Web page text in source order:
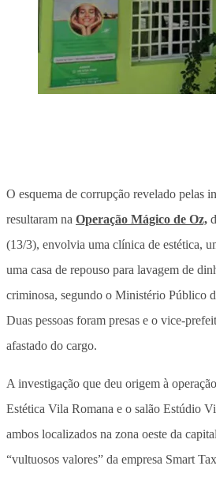
O esquema de corrupção revelado pelas
resultaram na Operação Mágico de Oz,
(13/3), envolvia uma clínica de estética,
uma casa de repouso para lavagem de
criminosa, segundo o Ministério Público
Duas pessoas foram presas e o vice-
afastado do cargo.
A investigação que deu origem à
Estética Vila Romana e o salão Estúdio
ambos localizados na zona oeste da
“vultuosos valores” da empresa Smart